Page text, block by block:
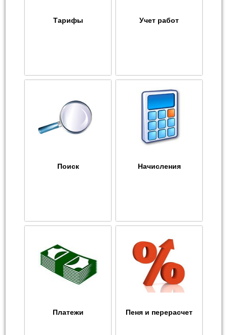
Тарифы Учет работ
Поиск Начисления
Платежи Пеня и перерасчет